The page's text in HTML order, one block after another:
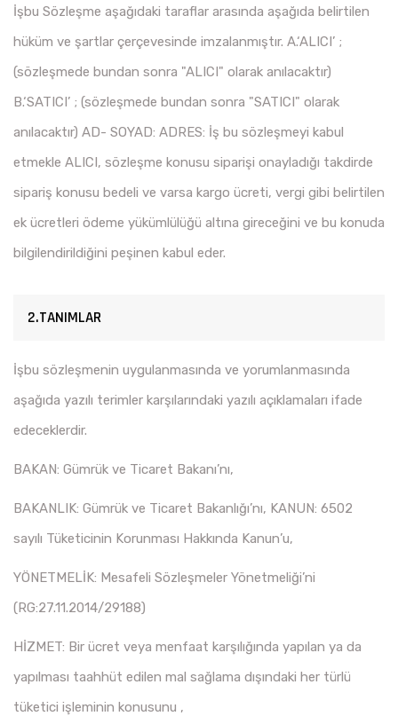
İşbu Sözleşme aşağıdaki taraflar arasında aşağıda belirtilen
hüküm ve şartlar çerçevesinde imzalanmıştır. A.‘ALICI’ ;
(sözleşmede bundan sonra "ALICI" olarak anılacaktır)
B.‘SATICI’ ; (sözleşmede bundan sonra "SATICI" olarak
anılacaktır) AD- SOYAD: ADRES: İş bu sözleşmeyi kabul
etmekle ALICI, sözleşme konusu siparişi onayladığı takdirde
sipariş konusu bedeli ve varsa kargo ücreti, vergi gibi belirtilen
ek ücretleri ödeme yükümlülüğü altına gireceğini ve bu konuda
bilgilendirildiğini peşinen kabul eder.
2.TANIMLAR
İşbu sözleşmenin uygulanmasında ve yorumlanmasında
aşağıda yazılı terimler karşılarındaki yazılı açıklamaları ifade
edeceklerdir.
BAKAN: Gümrük ve Ticaret Bakanı’nı,
BAKANLIK: Gümrük ve Ticaret Bakanlığı’nı, KANUN: 6502
sayılı Tüketicinin Korunması Hakkında Kanun’u,
YÖNETMELİK: Mesafeli Sözleşmeler Yönetmeliği’ni
(RG:27.11.2014/29188)
HİZMET: Bir ücret veya menfaat karşılığında yapılan ya da
yapılması taahhüt edilen mal sağlama dışındaki her türlü
tüketici işleminin konusunu ,